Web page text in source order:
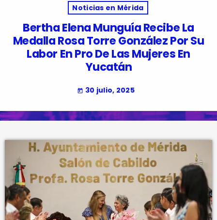
Noticias en Mérida
Bertha Elena Munguía Recibe La
Medalla Rosa Torre González Por Su
Labor En Pro De Las Mujeres En
Yucatán
today 30 julio, 2025